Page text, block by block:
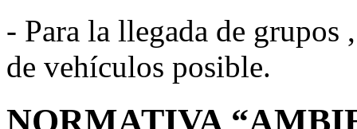
- Para la llegada de
de vehículos posible.
NORMATIVA